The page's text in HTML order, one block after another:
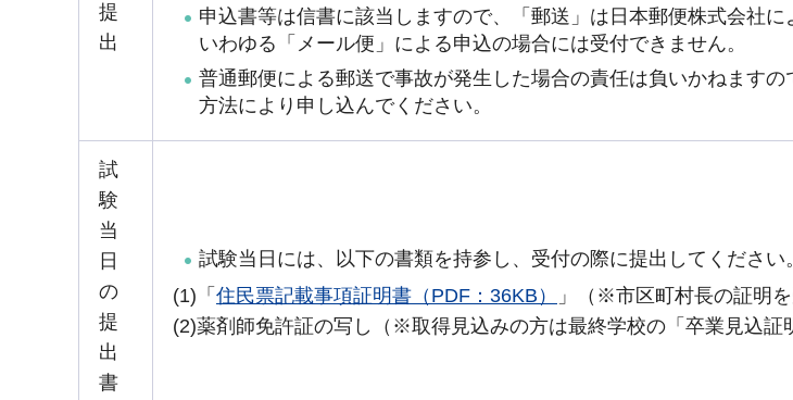
提
出
申込書等は信書に該当しますので、「郵送」は日本郵便株式会社に
いわゆる「メール便」による申込の場合には受付できません。
普通郵便による郵送で事故が発生した場合の責任は負いかねます
方法により申し込んでください。
試
験
当
日
の
提
出
書
試験当日には、以下の書類を持参し、受付の際に提出してください。
(1)「 住民票記載事項証明書（PDF：36KB）
」（※市区町村長の証明を
(2)薬剤師免許証の写し（※取得見込みの方は最終学校の「卒業見込証